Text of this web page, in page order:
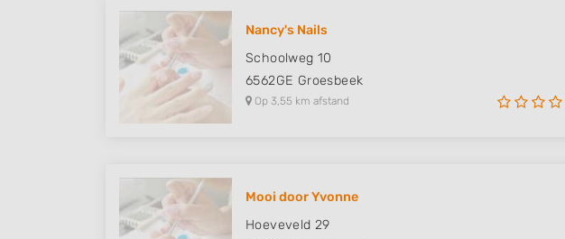
Nancy's Nails
Schoolweg 10
6562GE Groesbeek
Op 3,55 km afstand
Mooi door Yvonne
Hoeveveld 29